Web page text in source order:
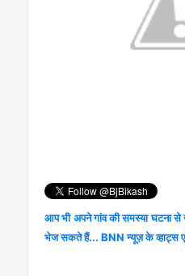
आप भी अपने गांव की समस्या
भेज सकते हैं... BNN न्यूज़ के